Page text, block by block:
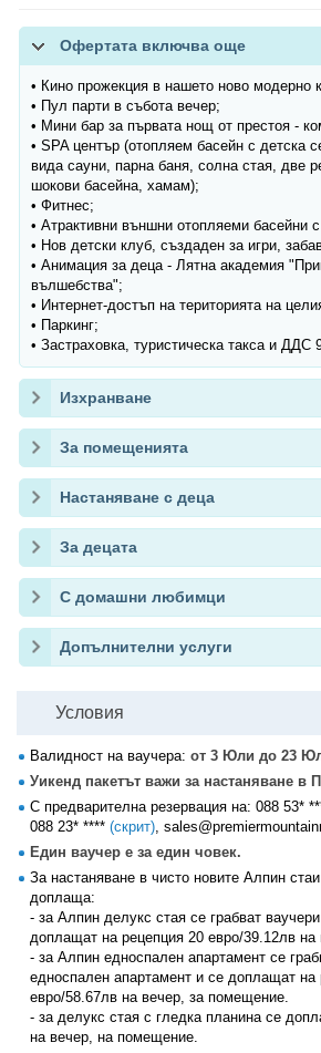
Офертата включва още
• Кино прожекция в нашето ново модерно
• Пул парти в събота вечер;
• Мини бар за първата нощ от престоя -
• SPA център (отопляем басейн с детска
вида сауни, парна баня, солна стая, две
шокови басейна, хамам);
• Фитнес;
• Атрактивни външни отопляеми басейни
• Нов детски клуб, създаден за игри,
• Анимация за деца - Лятна академия
вълшебства";
• Интернет-достъп на територията на
• Паркинг;
• Застраховка, туристическа такса и ДДС
Изхранване
За помещенията
Настаняване с деца
За децата
С домашни любимци
Допълнителни услуги
Условия
Валидност на ваучера: от 3 Юли до 23
Уикенд пакетът важи за настаняване в
С предварителна резервация на: 088 53*
088 23* **** (скрит),
Един ваучер е за един човек.
За настаняване в чисто новите Алпин
доплаща:
- за Алпин делукс стая се грабват
доплащат на рецепция 20 евро/39.12лв
- за Алпин едноспален апартамент се
едноспален апартамент и се доплащат на
евро/58.67лв на вечер, за помещение.
- за делукс стая с гледка планина се
на вечер, на помещение.